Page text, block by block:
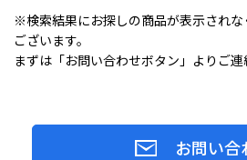
※検索結果にお探しの商品が表示され
ございます。
まずは「お問い合わせボタン」よりご連
お問い合